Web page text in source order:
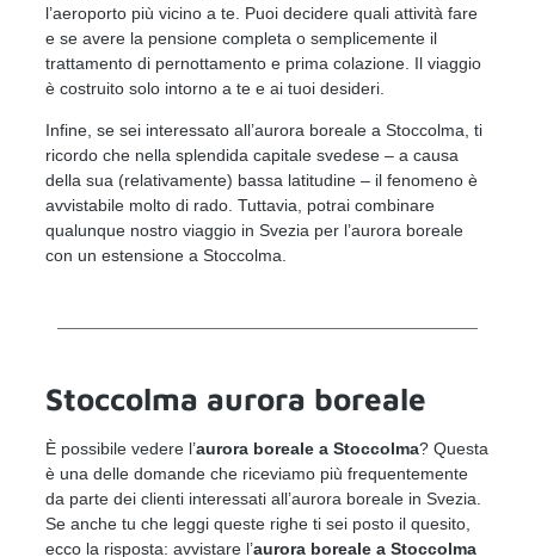
l’aeroporto più vicino a te. Puoi decidere quali attività fare
e se avere la pensione completa o semplicemente il
trattamento di pernottamento e prima colazione. Il viaggio
è costruito solo intorno a te e ai tuoi desideri.
Infine, se sei interessato all’aurora boreale a Stoccolma, ti
ricordo che nella splendida capitale svedese – a causa
della sua (relativamente) bassa latitudine – il fenomeno è
avvistabile molto di rado. Tuttavia, potrai combinare
qualunque nostro viaggio in Svezia per l’aurora boreale
con un estensione a Stoccolma.
Stoccolma aurora boreale
È possibile vedere l’aurora boreale a Stoccolma? Questa
è una delle domande che riceviamo più frequentemente
da parte dei clienti interessati all’aurora boreale in Svezia.
Se anche tu che leggi queste righe ti sei posto il quesito,
ecco la risposta: avvistare l’aurora boreale a Stoccolma